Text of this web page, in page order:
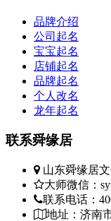
品牌介绍
公司起名
宝宝起名
店铺起名
品牌起名
个人改名
龙年起名
联系舜缘居
山东舜缘居
大师微信：
联系电话：
地址：济南